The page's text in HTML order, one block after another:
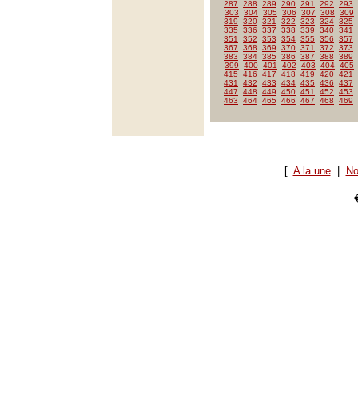
287
288 289 290 291 292
293
303
304 305 306 307 308
309
319
320 321 322 323 324 325
335
336 337 338 339 340 341
351
352 353 354 355 356
357
367
368 369 370 371 372
373
383
384 385 386 387 388
389
399
400 401 402 403 404 405
415
416 417 418 419 420 421
431
432 433 434 435 436
437
447
448 449 450 451 452
453
463
464 465 466 467 468 469
[ A la une|